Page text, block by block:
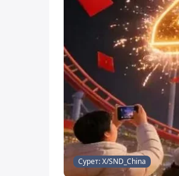
Сурет: Х/SND_China